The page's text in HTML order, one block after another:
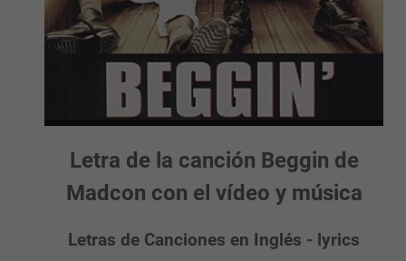
Letra de la canción Beggin de
Madcon con el vídeo y música
Letras de Canciones en Inglés - lyrics